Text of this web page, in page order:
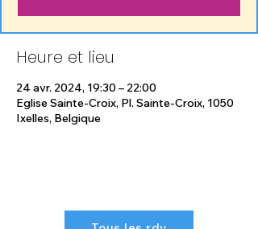
Heure et lieu
24 avr. 2024, 19:30 – 22:00
Eglise Sainte-Croix, Pl. Sainte-Croix, 1050
Ixelles, Belgique